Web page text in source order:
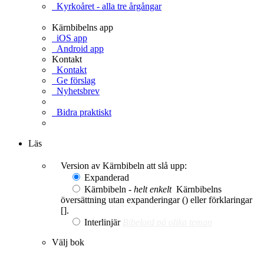
Kyrkoåret - alla tre årgångar
Kärnbibelns app
iOS app
Android app
Kontakt
Kontakt
Ge förslag
Nyhetsbrev
Bidra praktiskt
Läs
Version av Kärnbibeln att slå upp:
Expanderad
Kärnbibeln - helt enkelt Kärnbibelns
översättning utan expanderingar () eller förklaringar
[].
Interlinjär
Välj bok